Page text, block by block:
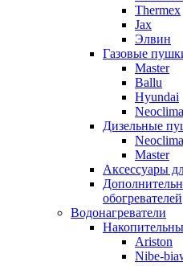
Thermex
Jax
Элвин
Газовые
Master
Ballu
Hyundai
Neoclima
Дизельные
Neoclima
Master
Аксессуары
обогревателей
Водонагреватели
Ariston
Nibe-